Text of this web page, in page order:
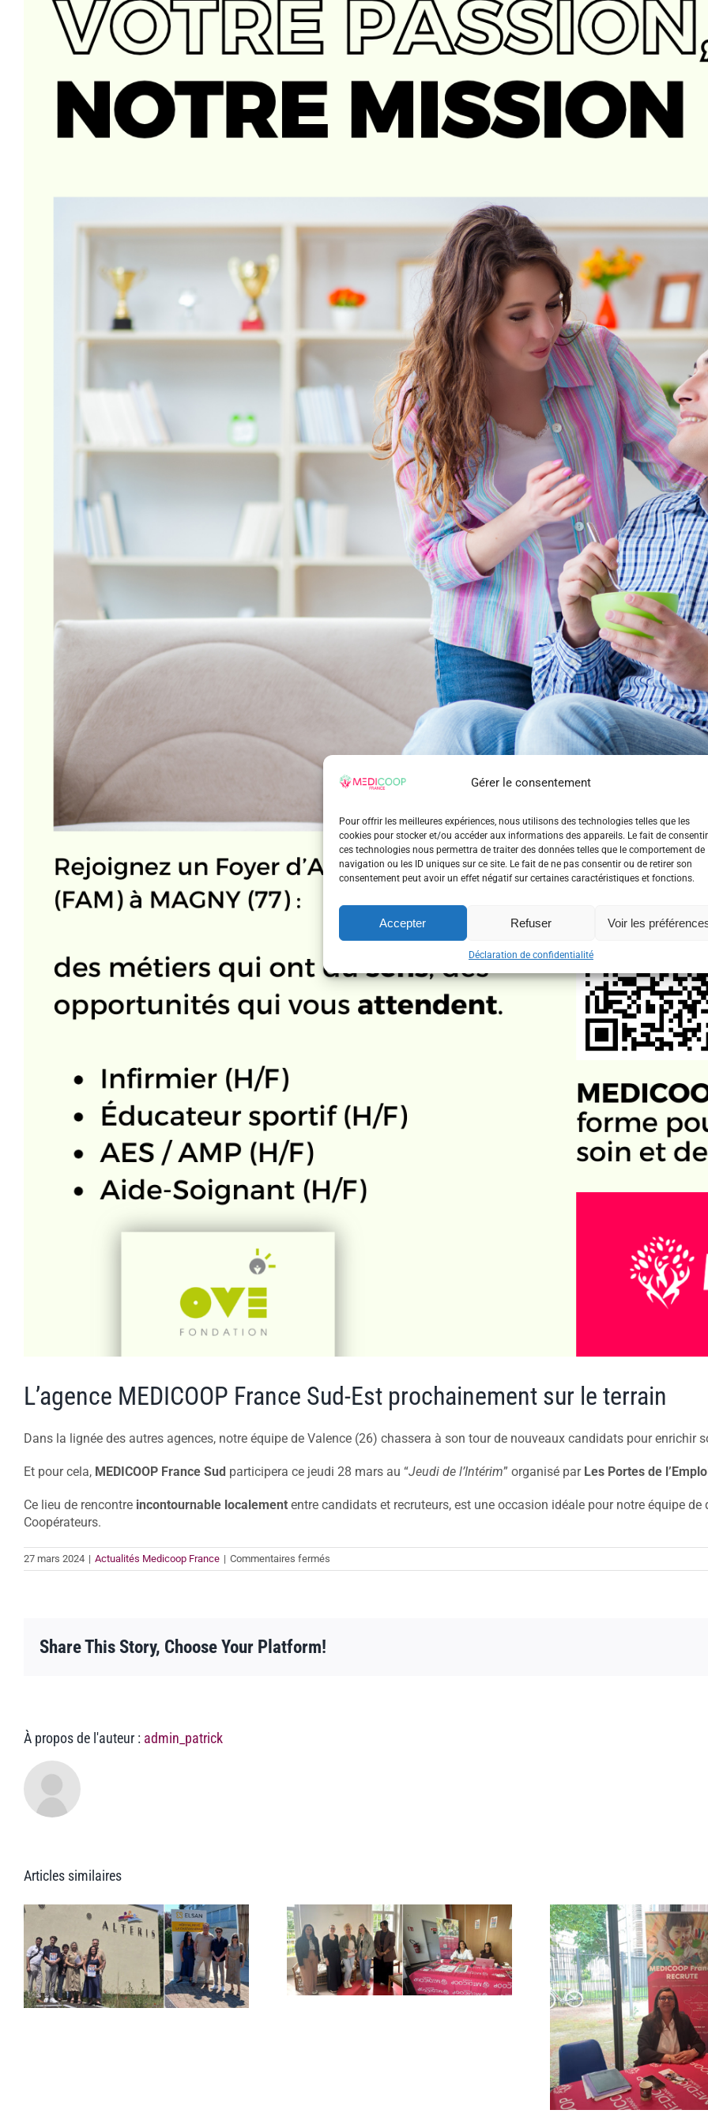
Gérer le consentement
Pour offrir les meilleures expériences, nous utilisons des technologies telles que les
cookies pour stocker et/ou accéder aux informations des appareils. Le fait de
ces technologies nous permettra de traiter des données telles que le comportement de
navigation ou les ID uniques sur ce site. Le fait de ne pas consentir ou de retirer son
consentement peut avoir un effet négatif sur certaines caractéristiques et fonctions.
Accepter Refuser Voir les
Déclaration de confidentialité
L’agence MEDICOOP France Sud-Est prochainement sur le terrain
Dans la lignée des autres agences, notre équipe de Valence (26) chassera à son tour de nouveaux candidats pour enrichir
Et pour cela, MEDICOOP France Sud participera ce jeudi 28 mars au “Jeudi de l’Intérim” organisé par Les Portes de
Ce lieu de rencontre incontournable localement entre candidats et recruteurs, est une occasion idéale pour notre équipe
Coopérateurs.
27 mars 2024 | Actualités Medicoop France | Commentaires fermés
L’agence
Share This Story, Choose Your Platform!
À propos de l'auteur : admin_patrick
Articles similaires
Présence dans le
Loiret
Locale